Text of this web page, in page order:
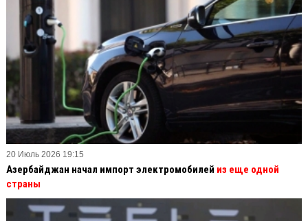
20 Июль 2026 19:15
Азербайджан начал импорт электромобилей из еще одной
страны